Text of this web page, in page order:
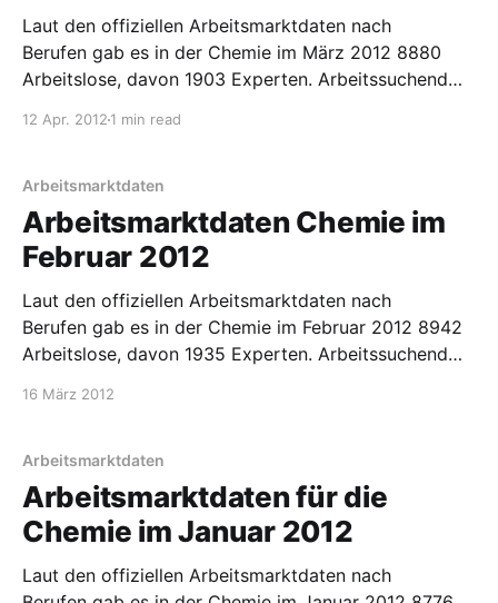
Laut den offiziellen Arbeitsmarktdaten nach
Berufen gab es in der Chemie im März 2012 8880
Arbeitslose, davon 1903 Experten. Arbeitssuchend
Dem stehen 2706 gemeldete Arbeitsstellen entgegen,
ist also ein leichter Aufschwung erkennbar.
Zusätzlich habe ich
12 Apr. 2012 1 min read
Arbeitsmarktdaten
Arbeitsmarktdaten Chemie im
Februar 2012
Laut den offiziellen Arbeitsmarktdaten nach
Berufen gab es in der Chemie im Februar 2012 8942
Arbeitslose, davon 1935 Experten. Arbeitssuchend
16 März 2012
Arbeitsmarktdaten
Arbeitsmarktdaten für die
Chemie im Januar 2012
Laut den offiziellen Arbeitsmarktdaten nach